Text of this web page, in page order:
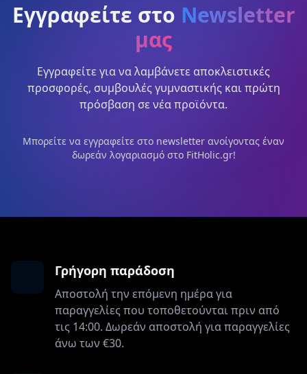
Εγγραφείτε στο Newsletter
μας
Εγγραφείτε για να λαμβάνετε αποκλειστικές
προσφορές, συμβουλές γυμναστικής και πρώτη
πρόσβαση σε νέα προϊόντα.
Μπορείτε να εγγραφείτε στο newsletter ανοίγοντας έναν
δωρεάν λογαριασμό στο FitHolic.gr!
Γρήγορη παράδοση
Αποστολή την επόμενη ημέρα για
παραγγελίες που τοποθετούνται πριν από
τις 14:00. Δωρεάν αποστολή για παραγγελίες
άνω των €30.